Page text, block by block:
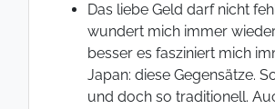
Das liebe Geld darf nicht
wundert mich immer
besser es fasziniert mich
Japan: diese Gegensätze.
und doch so traditionell.